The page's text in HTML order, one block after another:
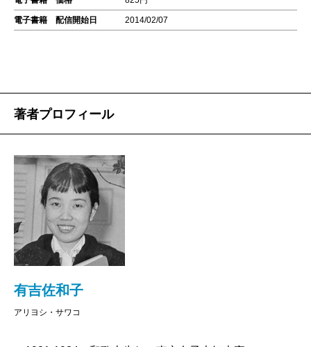
電子書籍 配信開始日 2014/02/07
著者プロフィール
有吉佐和子
アリヨシ・サワコ